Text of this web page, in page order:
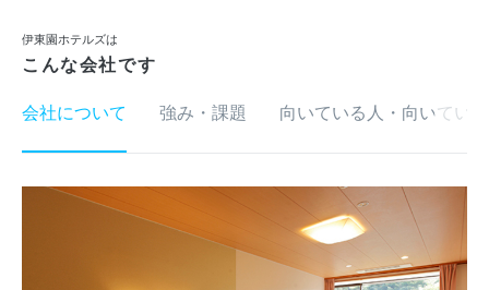
伊東園ホテルズは
こんな会社です
会社について
強み・課題 向いている人・向いてい